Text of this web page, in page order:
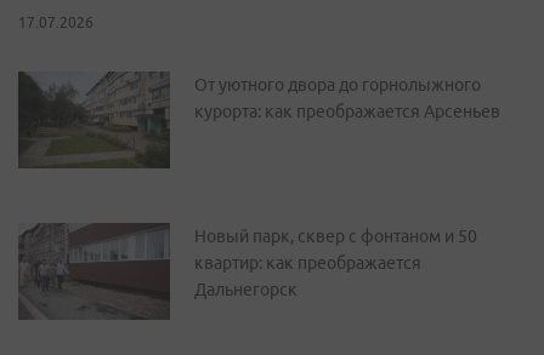
17.07.2026
От уютного двора до горнолыжного
курорта: как преображается Арсеньев
Новый парк, сквер с фонтаном и 50
квартир: как преображается
Дальнегорск